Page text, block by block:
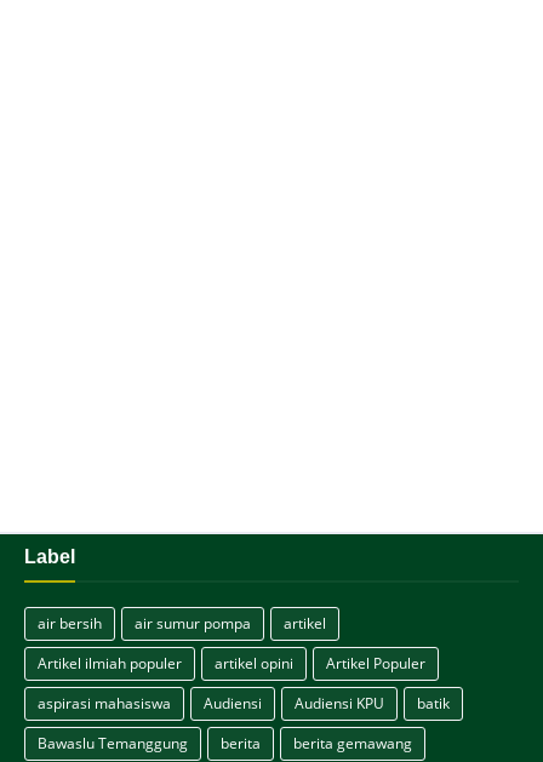
Label
air bersih air sumur pompa
artikel
Artikel ilmiah populer
artikel opini
Artikel Populer
aspirasi mahasiswa
Audiensi Audiensi KPU
batik
Bawaslu Temanggung
berita
berita gemawang